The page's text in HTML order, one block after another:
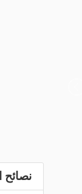
نصائح